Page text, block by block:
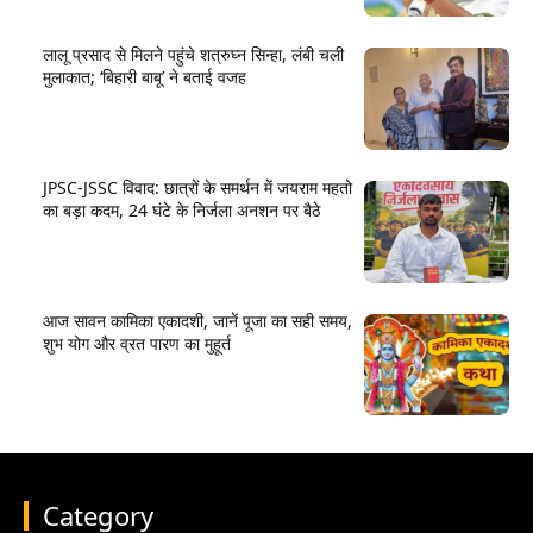
लालू प्रसाद से मिलने पहुंचे शत्रुघ्न सिन्हा, लंबी चली
मुलाकात; ‘बिहारी बाबू’ ने बताई वजह
JPSC-JSSC विवाद: छात्रों के समर्थन में जयराम महतो
का बड़ा कदम, 24 घंटे के निर्जला अनशन पर बैठे
आज सावन कामिका एकादशी, जानें पूजा का सही समय,
शुभ योग और व्रत पारण का मुहूर्त
Category